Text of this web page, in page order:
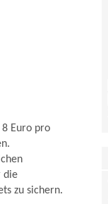
Euro pro
die
zu sichern.